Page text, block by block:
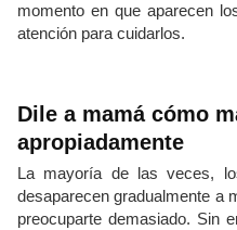
momento en que aparecen
atención para cuidarlos.
Dile a mamá cómo
apropiadamente
La mayoría de las veces,
desaparecen gradualmente a
preocuparte demasiado. Sin